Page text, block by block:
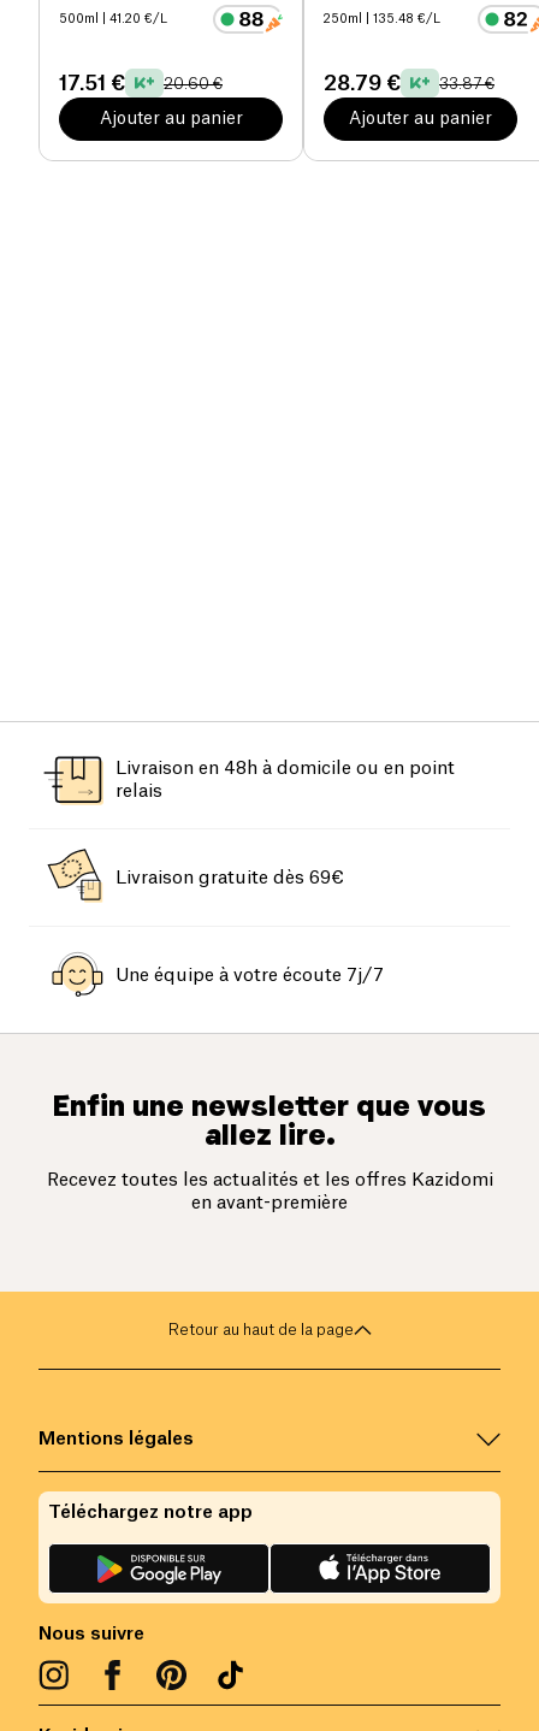
500ml | 41.20 €/L
17.51 € 20.60 €
Ajouter au panier
250ml | 135.48 €/L
28.79 € 33.87 €
Ajouter au panier
Livraison en 48h à domicile ou en point
relais
Livraison gratuite dès 69€
Une équipe à votre écoute 7j/7
Enfin une newsletter que vous
allez lire.
Recevez toutes les actualités et les offres Kazidomi
en avant-première
Retour au haut de la page
Mentions légales
Nous suivre
Téléchargez notre app